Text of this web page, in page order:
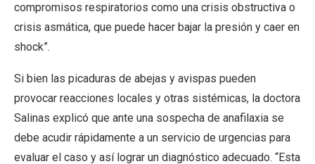
compromisos respiratorios como una crisis obstructiva o
crisis asmática, que puede hacer bajar la presión y caer en
shock”.
Si bien las picaduras de abejas y avispas pueden
provocar reacciones locales y otras sistémicas, la doctora
Salinas explicó que ante una sospecha de anafilaxia se
debe acudir rápidamente a un servicio de urgencias para
evaluar el caso y así lograr un diagnóstico adecuado. “Esta